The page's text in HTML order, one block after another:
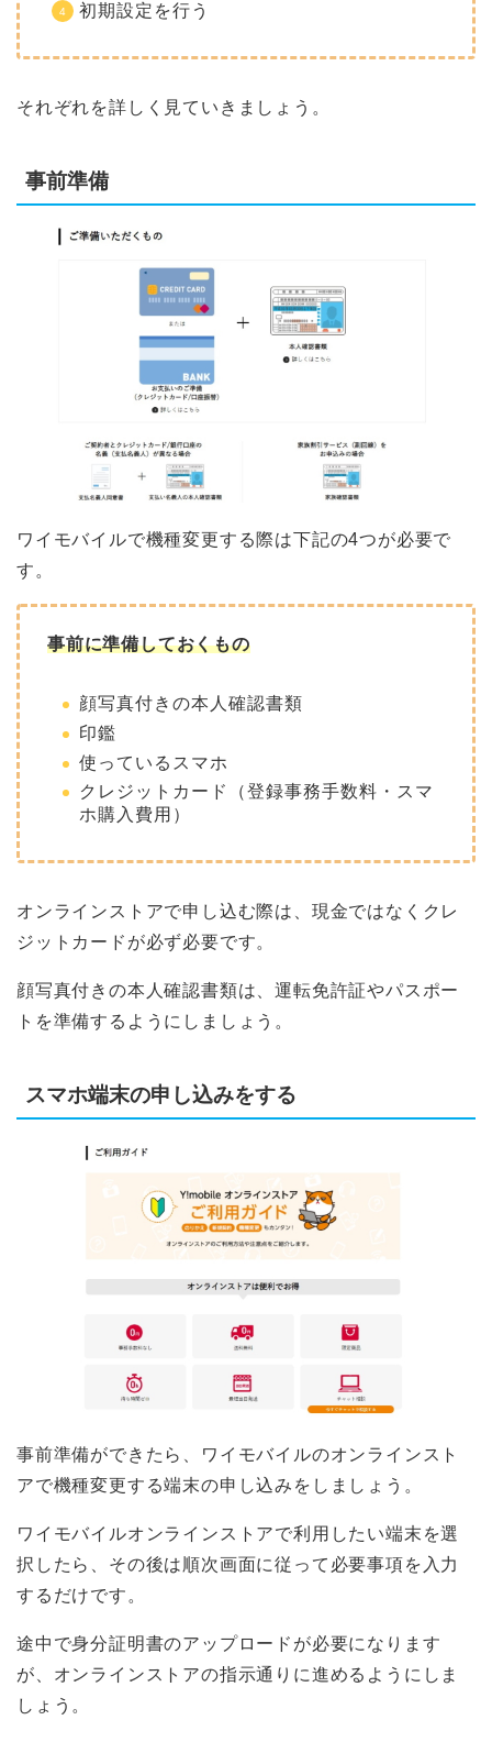
初期設定を行う
それぞれを詳しく見ていきましょう。
事前準備
ワイモバイルで機種変更する際は下記の4つが必要で
す。
事前に準備しておくもの
顔写真付きの本人確認書類
印鑑
使っているスマホ
クレジットカード（登録事務手数料・スマ
ホ購入費用）
オンラインストアで申し込む際は、現金ではなくクレ
ジットカードが必ず必要です。
顔写真付きの本人確認書類は、運転免許証やパスポー
トを準備するようにしましょう。
スマホ端末の申し込みをする
事前準備ができたら、ワイモバイルのオンラインスト
アで機種変更する端末の申し込みをしましょう。
ワイモバイルオンラインストアで利用したい端末を選
択したら、その後は順次画面に従って必要事項を入力
するだけです。
途中で身分証明書のアップロードが必要になります
が、オンラインストアの指示通りに進めるようにしま
しょう。